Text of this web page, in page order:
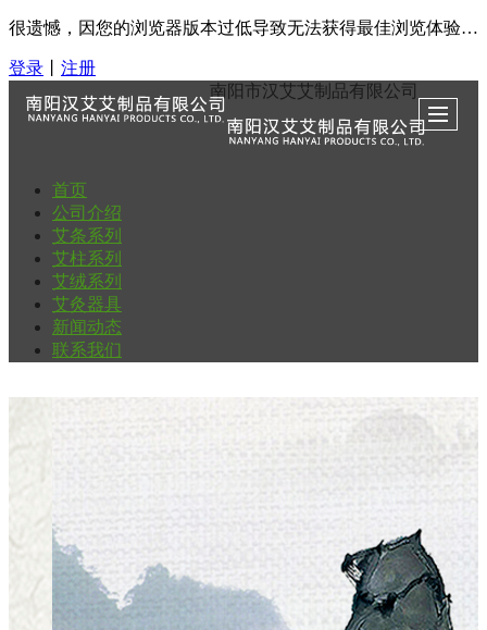
很遗憾，因您的浏览器版本过低导致无法获得最佳浏览体验，推荐下载安装谷歌浏览器！
登录
注册
南阳市汉艾艾制品有限公司
首页
公司介绍
艾条系列
艾柱系列
艾绒系列
艾灸器具
新闻动态
联系我们